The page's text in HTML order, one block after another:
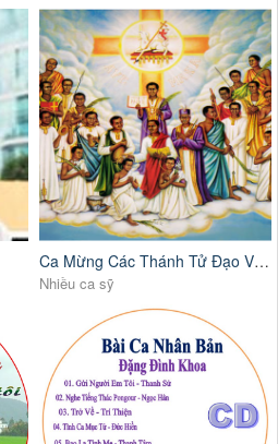
Ca Mừng Các Thánh Tử Đạo Việt Nam - Sao Mai 16
Nhiều ca sỹ